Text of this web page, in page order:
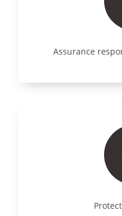
Assurance